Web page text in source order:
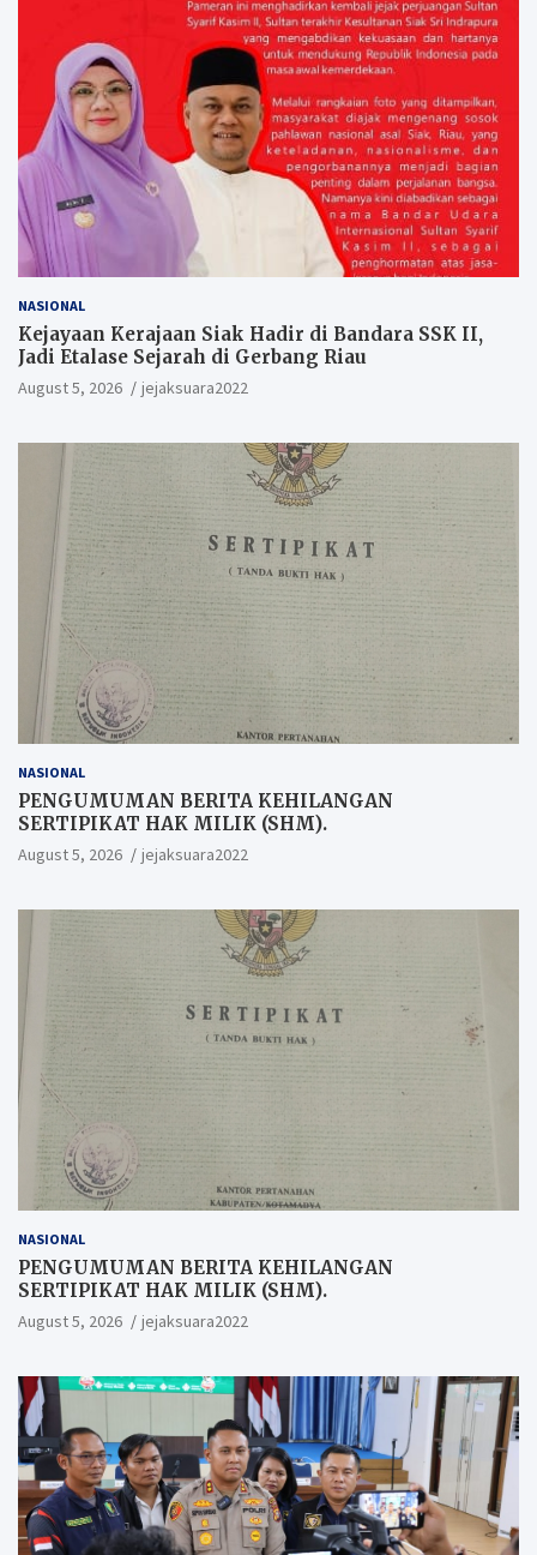
NASIONAL
Kejayaan Kerajaan Siak Hadir di Bandara SSK II,
Jadi Etalase Sejarah di Gerbang Riau
August 5, 2026 jejaksuara2022
NASIONAL
PENGUMUMAN BERITA KEHILANGAN
SERTIPIKAT HAK MILIK (SHM).
August 5, 2026 jejaksuara2022
NASIONAL
PENGUMUMAN BERITA KEHILANGAN
SERTIPIKAT HAK MILIK (SHM).
August 5, 2026 jejaksuara2022